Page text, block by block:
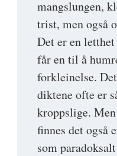
mangslungen,
trist, men også
Det er en
får en til å
forkleinelse.
diktene ofte er
kroppslige.
finnes det også
som